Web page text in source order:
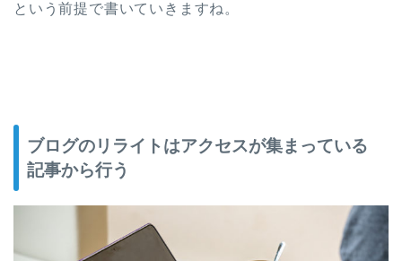
という前提で書いていきますね。
ブログのリライトはアクセスが集まっている
記事から行う